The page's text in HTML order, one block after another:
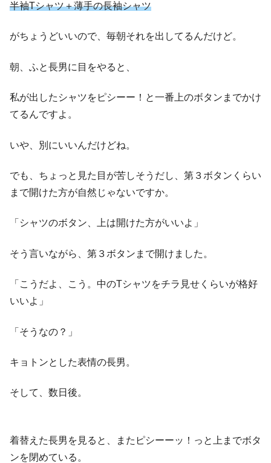
半袖Tシャツ＋薄手の長袖シャツ
がちょうどいいので、毎朝それを出してるんだけど。
朝、ふと長男に目をやると、
私が出したシャツをピシーー！と一番上のボタンまでかけ
てるんですよ。
いや、別にいいんだけどね。
でも、ちょっと見た目が苦しそうだし、第３ボタンくらい
まで開けた方が自然じゃないですか。
「シャツのボタン、上は開けた方がいいよ」
そう言いながら、第３ボタンまで開けました。
「こうだよ、こう。中のTシャツをチラ見せくらいが格好
いいよ」
「そうなの？」
キョトンとした表情の長男。
そして、数日後。
着替えた長男を見ると、またピシーーッ！っと上までボタ
ンを閉めている。